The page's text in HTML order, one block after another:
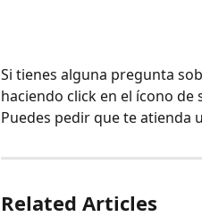
Si tienes alguna pregunta
haciendo click en el ícono
Puedes pedir que te atienda
Related Articles